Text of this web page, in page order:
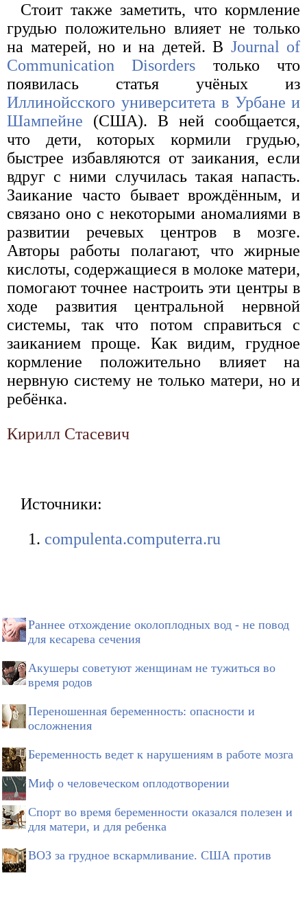
Стоит также заметить, что кормление
грудью положительно влияет не только
на матерей, но и на детей. В Journal of
Communication Disorders только что
появилась статья учёных из
Иллинойсского университета в Урбане и
Шампейне (США). В ней сообщается,
что дети, которых кормили грудью,
быстрее избавляются от заикания, если
вдруг с ними случилась такая напасть.
Заикание часто бывает врождённым, и
связано оно с некоторыми аномалиями в
развитии речевых центров в мозге.
Авторы работы полагают, что жирные
кислоты, содержащиеся в молоке матери,
помогают точнее настроить эти центры в
ходе развития центральной нервной
системы, так что потом справиться с
заиканием проще. Как видим, грудное
кормление положительно влияет на
нервную систему не только матери, но и
ребёнка.
Кирилл Стасевич
Источники:
compulenta.computerra.ru
Раннее отхождение околоплодных вод - не повод
для кесарева сечения
Акушеры советуют женщинам не тужиться во
время родов
Переношенная беременность: опасности и
осложнения
Беременность ведет к нарушениям в работе мозга
Миф о человеческом оплодотворении
Спорт во время беременности оказался полезен и
для матери, и для ребенка
ВОЗ за грудное вскармливание. США против